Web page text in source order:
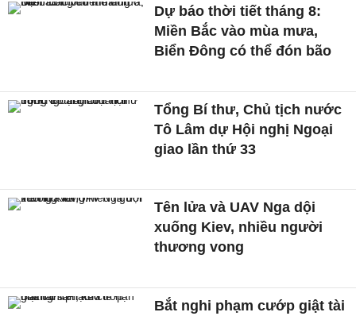
Dự báo thời tiết tháng 8:
Miền Bắc vào mùa mưa,
Biển Đông có thể đón bão
Tổng Bí thư, Chủ tịch nước
Tô Lâm dự Hội nghị Ngoại
giao lần thứ 33
Tên lửa và UAV Nga dội
xuống Kiev, nhiều người
thương vong
Bắt nghi phạm cướp giật tài